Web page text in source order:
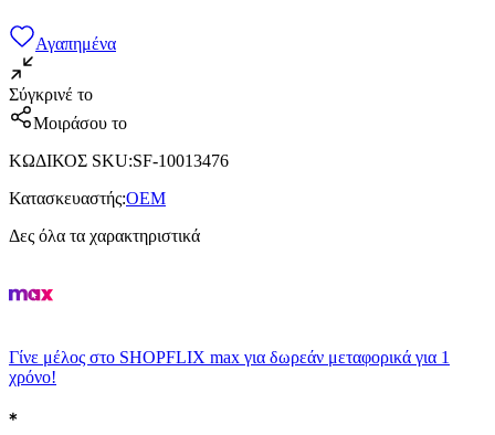
Αγαπημένα
Σύγκρινέ το
Μοιράσου το
ΚΩΔΙΚΟΣ SKU:SF-10013476
Κατασκευαστής:OEM
Δες όλα τα χαρακτηριστικά
Γίνε μέλος στο SHOPFLIX max για δωρεάν μεταφορικά για 1
χρόνο!